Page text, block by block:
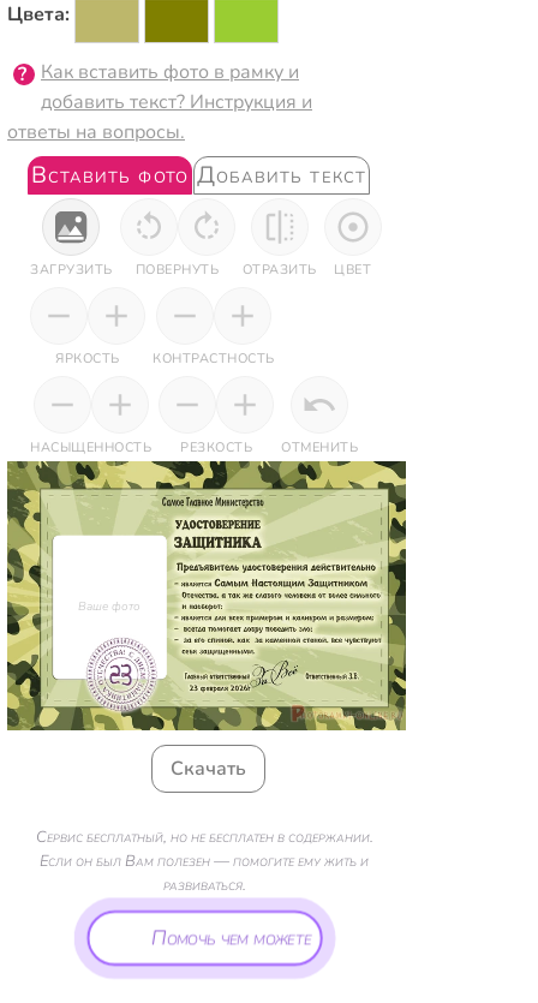
Цвета:
Как вставить фото в рамку и
добавить текст? Инструкция и
ответы на вопросы.
Вставить фото Добавить текст
ЗАГРУЗИТЬ ПОВЕРНУТЬ ОТРАЗИТЬ ЦВЕТ
ЯРКОСТЬ КОНТРАСТНОСТЬ
НАСЫЩЕННОСТЬ РЕЗКОСТЬ ОТМЕНИТЬ
Ваше фото
Скачать
Сервис бесплатный, но не бесплатен в содержании.
Если он был Вам полезен — помогите ему жить и
развиваться.
Помочь чем можете